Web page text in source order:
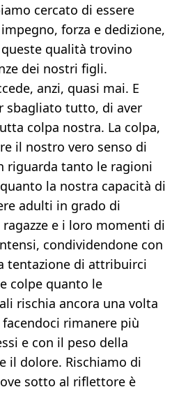
cercato di essere
forza e dedizione,
qualità trovino
dei nostri figli.
anzi, quasi mai. E
sbagliato tutto, di aver
colpa nostra. La colpa,
il nostro vero senso di
riguarda tanto le ragioni
la nostra capacità di
adulti in grado di
e i loro momenti di
condividendone con
tentazione di attribuirci
colpe quanto le
rischia ancora una volta
rimanere più
e con il peso della
il dolore. Rischiamo di
sotto al riflettore è